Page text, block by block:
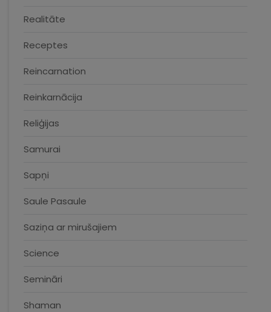
Realitāte
Receptes
Reincarnation
Reinkarnācija
Reliģijas
Samurai
Sapņi
Saule Pasaule
Saziņa ar mirušajiem
Science
Semināri
Shaman